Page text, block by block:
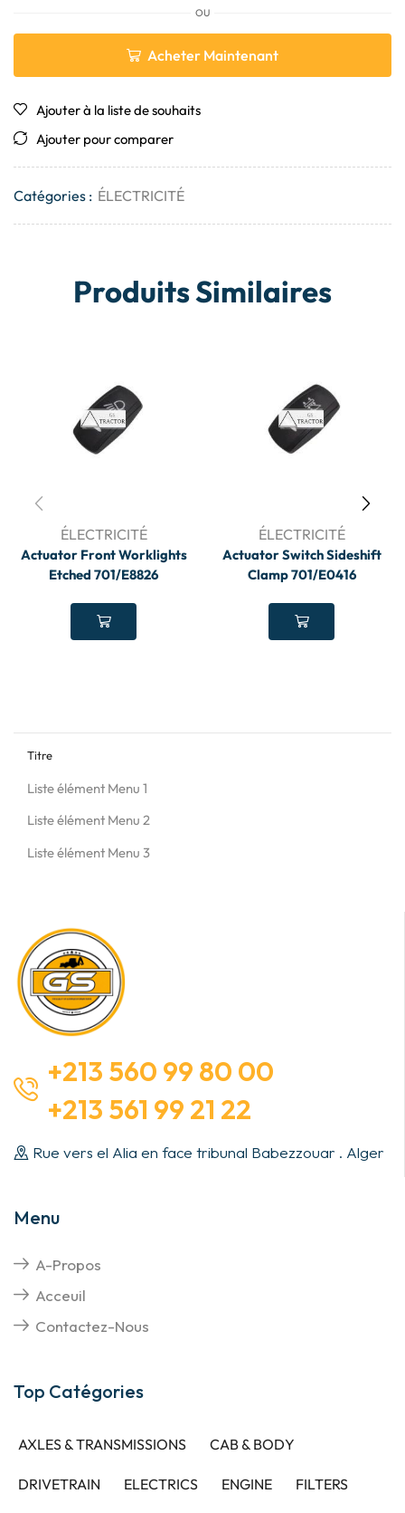
OU
Acheter Maintenant
Ajouter à la liste de souhaits
Ajouter pour comparer
Catégories : ÉLECTRICITÉ
Produits Similaires
ÉLECTRICITÉ
Actuator Front Worklights
Etched 701/E8826
ÉLECTRICITÉ
Actuator Switch Sideshift
Clamp 701/E0416
Titre
Liste élément Menu 1
Liste élément Menu 2
Liste élément Menu 3
+213 560 99 80 00
+213 561 99 21 22
Rue vers el Alia en face tribunal Babezzouar . Alger
Menu
A-Propos
Acceuil
Contactez-Nous
Top Catégories
AXLES & TRANSMISSIONS CAB & BODY
DRIVETRAIN ELECTRICS ENGINE FILTERS